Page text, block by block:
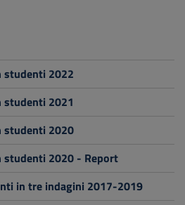
studenti 2022
studenti 2021
studenti 2020
studenti 2020 - Report
in tre indagini 2017-2019